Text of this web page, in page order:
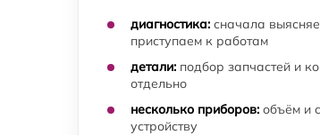
диагностика: сначала
приступаем к работам
детали: подбор запчастей и
отдельно
несколько приборов: объём и
устройству